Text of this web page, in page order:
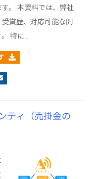
。 本資料では、弊社
賞歴、対応可能な開
特に…
ティ（売掛金の